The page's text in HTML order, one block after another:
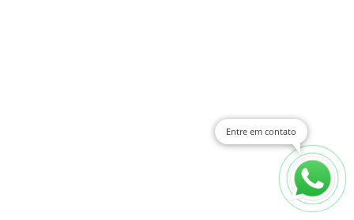
Entre em contato